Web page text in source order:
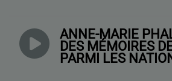
ANNE-MARIE
DES MÉMOIRES
PARMI LES